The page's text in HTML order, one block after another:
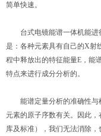
简单快速。
台式电镜能谱一体机能进
是：各种元素具有自己的X射
程中释放出的特征能量E，能
特点来进行成分分析的。
能谱定量分析的准确性与
元素的原子序数有关。因此
库及标准），我们无法消除